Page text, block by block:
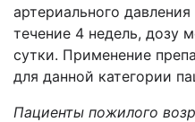
артериального
течение 4 недель, дозу
сутки. Применение
для данной категории
Пациенты пожилого